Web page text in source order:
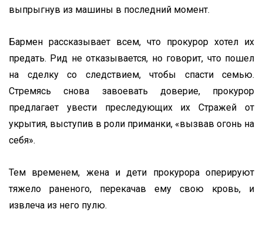
выпрыгнув из машины в последний момент.
Бармен рассказывает всем, что прокурор хотел их
предать. Рид не отказывается, но говорит, что пошел
на сделку со следствием, чтобы спасти семью.
Стремясь снова завоевать доверие, прокурор
предлагает увести преследующих их Стражей от
укрытия, выступив в роли приманки, «вызвав огонь на
себя».
Тем временем, жена и дети прокурора оперируют
тяжело раненого, перекачав ему свою кровь, и
извлеча из него пулю.